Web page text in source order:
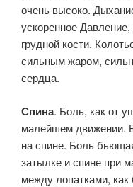
очень высоко.
ускоренное
грудной кости.
сильным жаром,
сердца.
Спина. Боль, как от
малейшем движении.
на спине. Боль
затылке и спине при
между лопатками,